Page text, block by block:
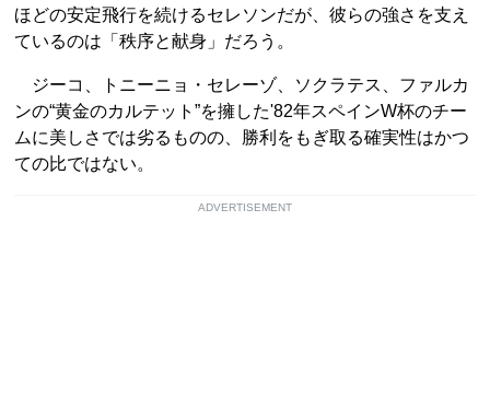
ほどの安定飛行を続けるセレソンだが、彼らの強さを支え
ているのは「秩序と献身」だろう。
ジーコ、トニーニョ・セレーゾ、ソクラテス、ファルカ
ンの“黄金のカルテット”を擁した'82年スペインW杯のチー
ムに美しさでは劣るものの、勝利をもぎ取る確実性はかつ
ての比ではない。
ADVERTISEMENT